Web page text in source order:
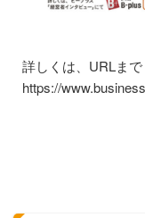
詳しくは、URLまで
https://